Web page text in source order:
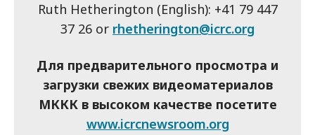
Ruth Hetherington (English): +41 79 447
37 26 or rhetherington@icrc.org
Для предварительного просмотра и
загрузки свежих видеоматериалов
МККК в высоком качестве посетите
www.icrcnewsroom.org